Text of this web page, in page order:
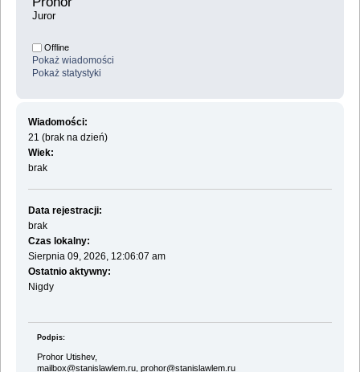
Juror
Offline
Pokaż wiadomości
Pokaż statystyki
Wiadomości:
21 (brak na dzień)
Wiek:
brak
Data rejestracji:
brak
Czas lokalny:
Sierpnia 09, 2026, 12:06:07 am
Ostatnio aktywny:
Nigdy
Podpis:
Prohor Utishev,
mailbox@stanislawlem.ru, prohor@stanislawlem.ru